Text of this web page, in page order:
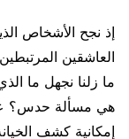
إذ نجح الأشخاص
العاشقين
ما زلنا نجهل ما
هي مسألة حدس؟
إمكانية كشف